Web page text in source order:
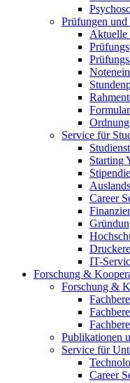
Prüfungen und
Aktuelle
Service für
Starting
Career
IT-
Forschung &
Forschung &
Publikationen
Service für
Career